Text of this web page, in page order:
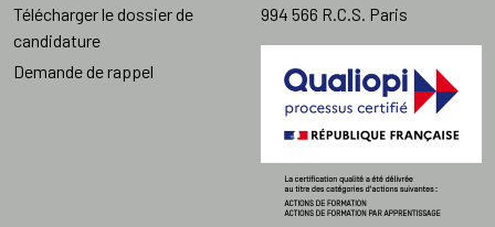
Télécharger le dossier de
candidature
Demande de rappel
994 566 R.C.S. Paris